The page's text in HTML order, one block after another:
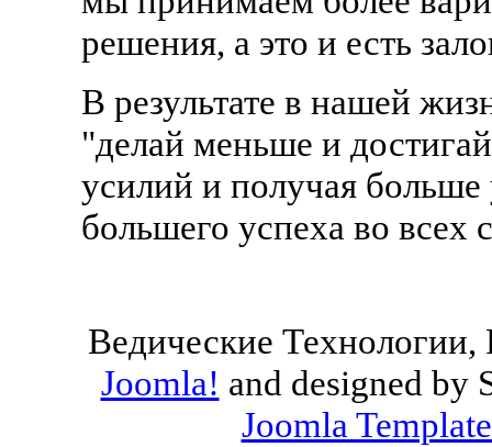
решения, а это и есть
В результате в нашей
"делай меньше и
усилий и получая
большего успеха во всех
Ведические Технологии,
Joomla! and designed by
Joomla